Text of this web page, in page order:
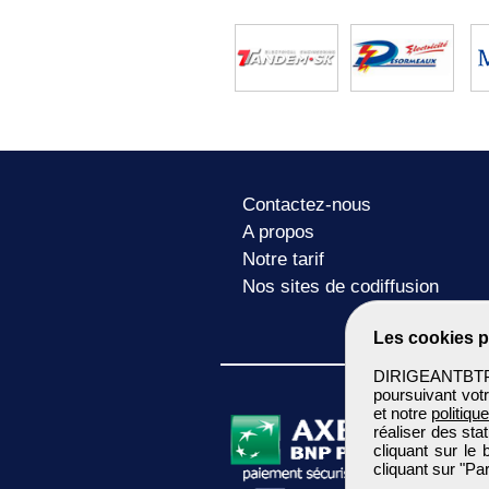
Les cookies
poursuivant
et notre
réaliser des
cliquant sur le
cliquant sur
Contactez-nous
A propos
Notre tarif
Nos sites de codiffusion